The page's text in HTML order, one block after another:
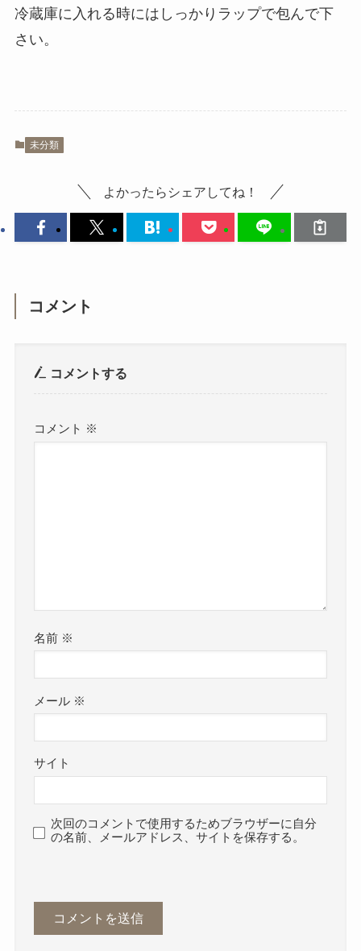
冷蔵庫に入れる時にはしっかりラップで包んで下
さい。
未分類
よかったらシェアしてね！
コメント
コメントする
コメント ※
名前 ※
メール ※
サイト
次回のコメントで使用するためブラウザーに自分
の名前、メールアドレス、サイトを保存する。